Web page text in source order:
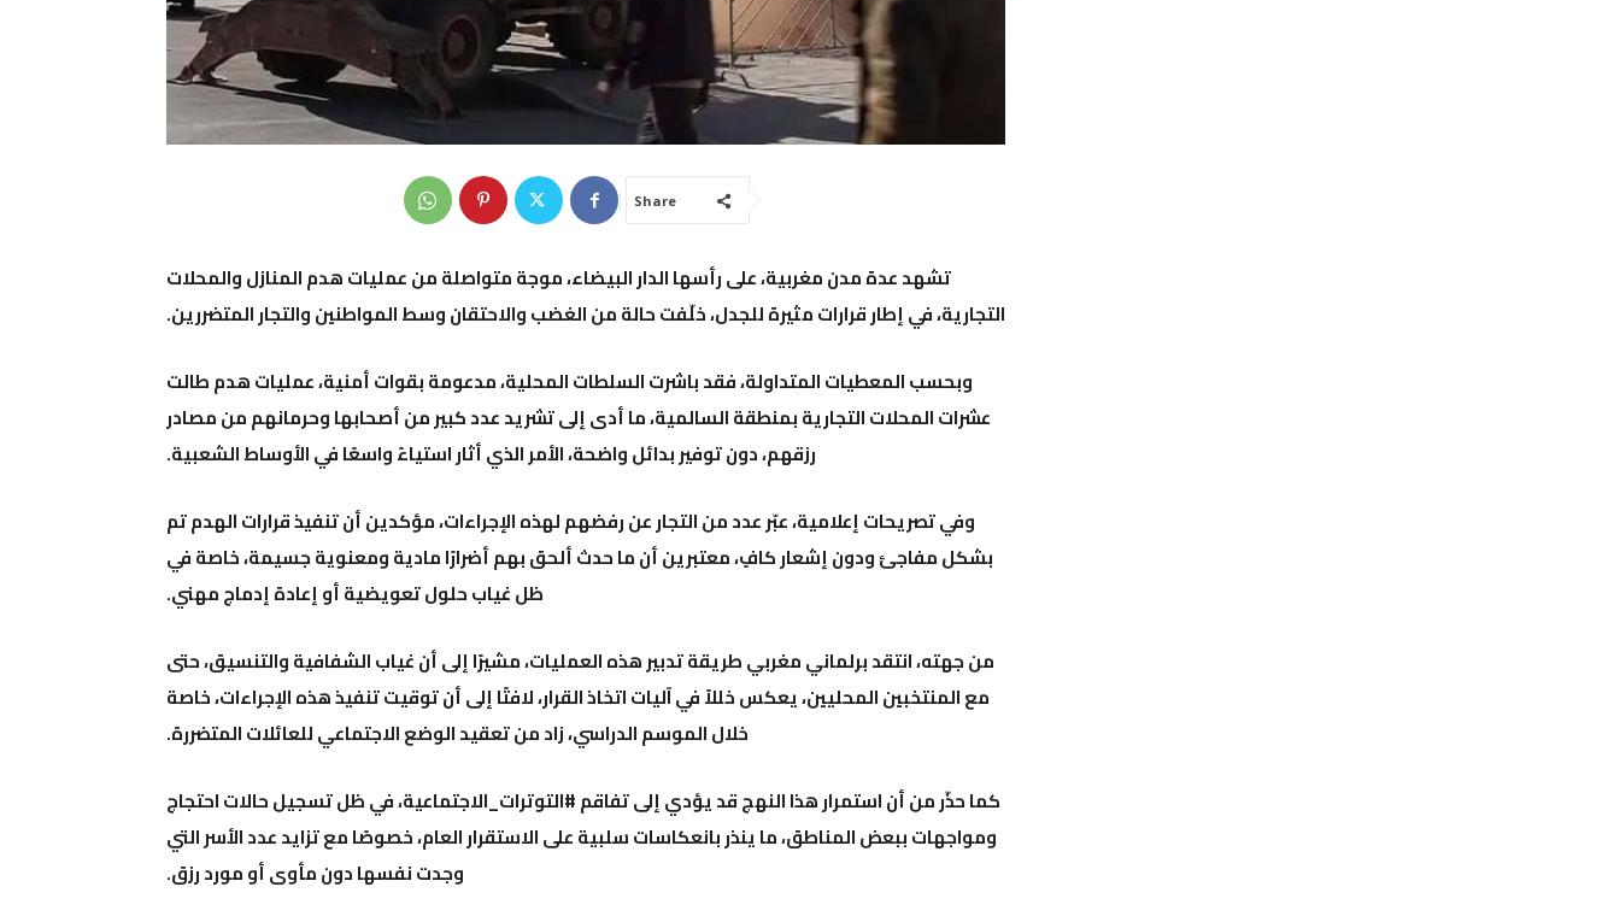
Share
تشهد عدة مدن مغربية، على رأسهاالدار البيضاء، موجة متواصلة من عمليات هدم المنازل والمحلات
التجارية، في إطار قرارات مثيرة للجدل، خلّفت حالة من الغضب والاحتقان وسط المواطنين والتجار المتضررين.
وبحسب المعطيات المتداولة، فقد باشرت السلطات المحلية، مدعومة بقوات أمنية، عمليات هدم طالت
عشرات المحلات التجارية بمنطقة السالمية، ما أدى إلى تشريد عدد كبير من أصحابها وحرمانهم من مصادر
رزقهم، دون توفير بدائل واضحة، الأمر الذي أثار استياءً واسعًا في الأوساط الشعبية.
وفي تصريحات إعلامية، عبّر عدد من التجار عن رفضهم لهذه الإجراءات، مؤكدين أن تنفيذ قرارات الهدم تم
بشكل مفاجئ ودون إشعار كافٍ، معتبرين أن ما حدث ألحق بهم أضرارًا مادية ومعنوية جسيمة، خاصة في
ظل غياب حلول تعويضية أو إعادة إدماج مهني.
من جهته، انتقد برلماني مغربي طريقة تدبير هذه العمليات، مشيرًا إلى أن غياب الشفافية والتنسيق، حتى
مع المنتخبين المحليين، يعكس خللاً في آليات اتخاذ القرار، لافتًا إلى أن توقيت تنفيذ هذه الإجراءات، خاصة
خلال الموسم الدراسي، زاد من تعقيد الوضع الاجتماعي للعائلات المتضررة.
كما حذّر من أن استمرار هذا النهج قد يؤدي إلى تفاقم #التوترات_الاجتماعية، في ظل تسجيل حالات احتجاج
ومواجهات ببعض المناطق، ما ينذر بانعكاسات سلبية على الاستقرار العام، خصوصًا مع تزايد عدد الأسر التي
وجدت نفسها دون مأوى أو مورد رزق.